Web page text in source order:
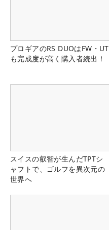
プロギアのRS DUOはFW・UT
も完成度が高く購入者続出！
スイスの叡智が生んだTPTシ
ャフトで、ゴルフを異次元の
世界へ